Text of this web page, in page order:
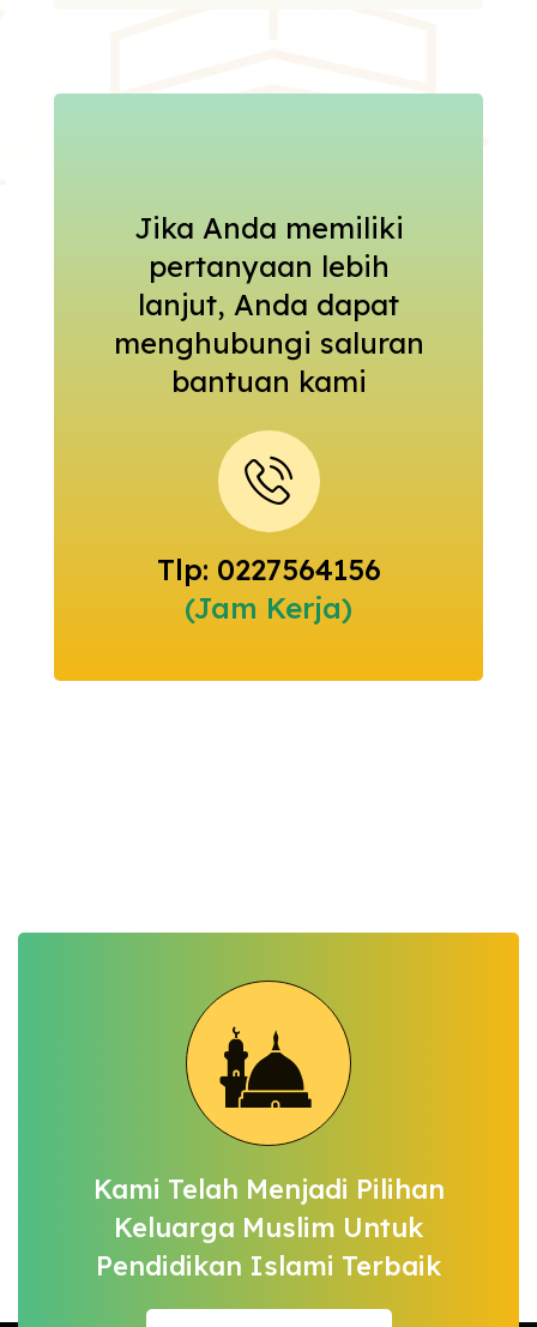
Jika Anda memiliki
pertanyaan lebih
lanjut, Anda dapat
menghubungi saluran
bantuan kami
Tlp: 0227564156
(Jam Kerja)
Kami Telah Menjadi Pilihan
Keluarga Muslim Untuk
Pendidikan Islami Terbaik